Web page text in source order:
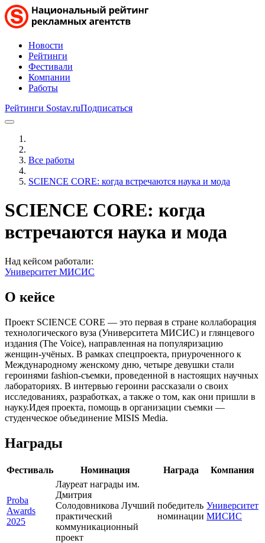
Новости
Рейтинги
Фестивали
Компании
Работы
Рейтинги Sostav.ruПодписаться
Все работы
SCIENCE CORE: когда встречаются наука и мода
SCIENCE CORE: когда
встречаются наука и мода
Над кейсом работали:
Университет МИСИС
О кейсе
Проект SCIENCE CORE — это первая в стране коллаборация
технологического вуза (Университета МИСИС) и глянцевого
издания (The Voice), направленная на популяризацию
женщин-учёных. В рамках спецпроекта, приуроченного к
Международному женскому дню, четыре девушки стали
героинями fashion-съемки, проведенной в настоящих научных
лабораториях. В интервью героини рассказали о своих
исследованиях, разработках, а также о том, как они пришли в
науку.Идея проекта, помощь в организации съемки —
студенческое объединение MISIS Media.
Награды
Фестиваль Номинация Награда Компания
Proba
Awards
2025
Лауреат награды им.
Дмитрия
Солодовникова Лучший
практический
коммуникационный
проект
победитель
номинации
Университет
МИСИС